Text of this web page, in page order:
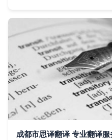
成都市思译翻译 专业翻译